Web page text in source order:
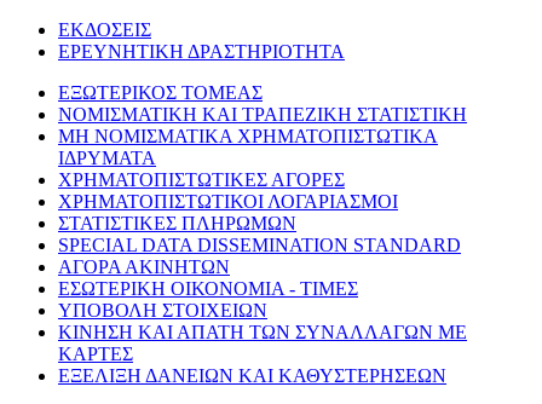
ΕΚΔΟΣΕΙΣ
ΕΡΕΥΝΗΤΙΚΗ ΔΡΑΣΤΗΡΙΟΤΗΤΑ
ΕΞΩΤΕΡΙΚΟΣ ΤΟΜΕΑΣ
ΝΟΜΙΣΜΑΤΙΚΗ ΚΑΙ ΤΡΑΠΕΖΙΚΗ ΣΤΑΤΙΣΤΙΚΗ
ΜΗ ΝΟΜΙΣΜΑΤΙΚΑ ΧΡΗΜΑΤΟΠΙΣΤΩΤΙΚΑ
ΙΔΡΥΜΑΤΑ
ΧΡΗΜΑΤΟΠΙΣΤΩΤΙΚΕΣ ΑΓΟΡΕΣ
ΧΡΗΜΑΤΟΠΙΣΤΩΤΙΚΟΙ ΛΟΓΑΡΙΑΣΜΟΙ
ΣΤΑΤΙΣΤΙΚΕΣ ΠΛΗΡΩΜΩΝ
SPECIAL DATA DISSEMINATION STANDARD
ΑΓΟΡΑ ΑΚΙΝΗΤΩΝ
ΕΣΩΤΕΡΙΚΗ ΟΙΚΟΝΟΜΙΑ - ΤΙΜΕΣ
ΥΠΟΒΟΛΗ ΣΤΟΙΧΕΙΩΝ
ΚΙΝΗΣΗ ΚΑΙ ΑΠΑΤΗ ΤΩΝ ΣΥΝΑΛΛΑΓΩΝ ΜΕ
ΚΑΡΤΕΣ
ΕΞΕΛΙΞΗ ΔΑΝΕΙΩΝ ΚΑΙ ΚΑΘΥΣΤΕΡΗΣΕΩΝ